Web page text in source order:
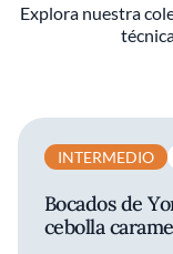
Explora nuestra
INTERMEDIO
Bocados de
cebolla